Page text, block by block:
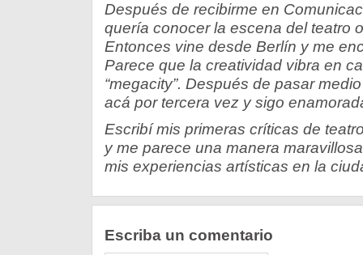
Después de recibirme en
quería conocer la escena del teatro
Entonces vine desde Berlín y me
Parece que la creatividad vibra en
“megacity”. Después de pasar
acá por tercera vez y sigo
Escribí mis primeras críticas de
y me parece una manera
mis experiencias artísticas en la
Escriba un comentario